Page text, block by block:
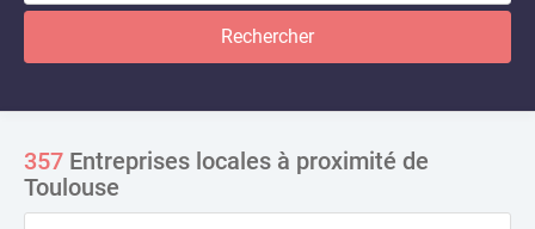
Rechercher
357 Entreprises locales à proximité de
Toulouse